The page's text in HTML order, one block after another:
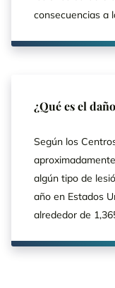
consecuencias a
¿Qué es el
Según los
algún tipo de
año en Estados
alrededor de